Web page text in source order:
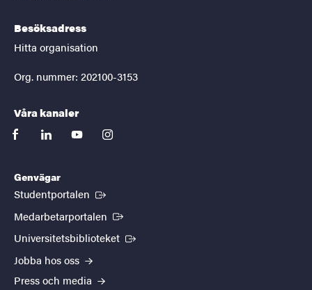
Besöksadress
Hitta organisation
Org. nummer: 202100-3153
Våra kanaler
facebooklinkedinyoutubeinstagram
Genvägar
Studentportalen (Extern länk)
Medarbetarportalen (Extern länk)
Universitetsbiblioteket (Extern länk)
Jobba hos oss
Press och media